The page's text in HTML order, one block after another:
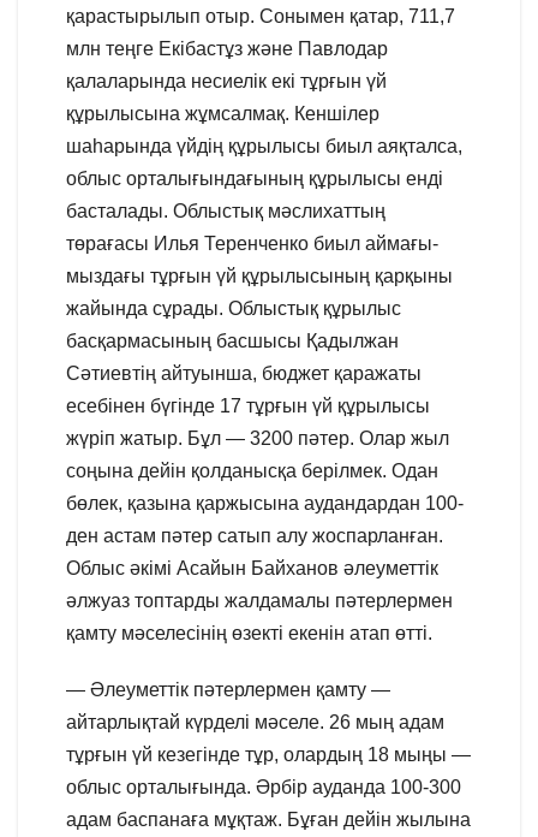
қарастырылып отыр. Сонымен қатар, 711,7
млн теңге Екібастұз және Павлодар
қалаларында несиелік екі тұрғын үй
құрылысына жұмсалмақ. Кеншілер
шаһарында үйдің құрылысы биыл аяқталса,
облыс орталығындағының құрылысы енді
басталады. Облыстық мәслихаттың
төрағасы Илья Теренченко биыл аймағы-
мыздағы тұрғын үй құрылысының қарқыны
жайында сұрады. Облыстық құрылыс
басқармасының басшысы Қадылжан
Сәтиевтің айтуынша, бюджет қаражаты
есебінен бүгінде 17 тұрғын үй құрылысы
жүріп жатыр. Бұл — 3200 пәтер. Олар жыл
соңына дейін қолданысқа берілмек. Одан
бөлек, қазына қаржысына аудандардан 100-
ден астам пәтер сатып алу жоспарланған.
Облыс әкімі Асайын Байханов әлеуметтік
әлжуаз топтарды жалдамалы пәтерлермен
қамту мәселесінің өзекті екенін атап өтті.
— Әлеуметтік пәтерлермен қамту —
айтарлықтай күрделі мәселе. 26 мың адам
тұрғын үй кезегінде тұр, олардың 18 мыңы —
облыс орталығында. Әрбір ауданда 100-300
адам баспанаға мұқтаж. Бұған дейін жылына